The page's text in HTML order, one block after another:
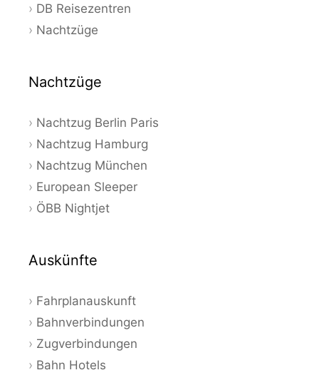
DB Reisezentren
Nachtzüge
Nachtzüge
Nachtzug Berlin Paris
Nachtzug Hamburg
Nachtzug München
European Sleeper
ÖBB Nightjet
Auskünfte
Fahrplanauskunft
Bahnverbindungen
Zugverbindungen
Bahn Hotels